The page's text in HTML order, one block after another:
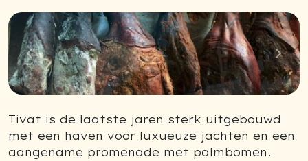
Previous Next
Tivat is de laatste jaren sterk uitgebouwd
met een haven voor luxueuze jachten en een
aangename promenade met palmbomen.